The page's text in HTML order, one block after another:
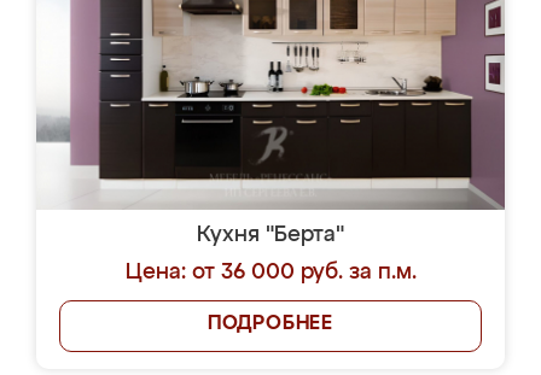
Кухня "Берта"
Цена: от 36 000 руб. за п.м.
ПОДРОБНЕЕ